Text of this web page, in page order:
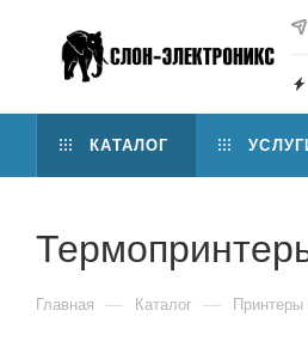
КАТАЛОГ
Главная — Каталог — Принтеры